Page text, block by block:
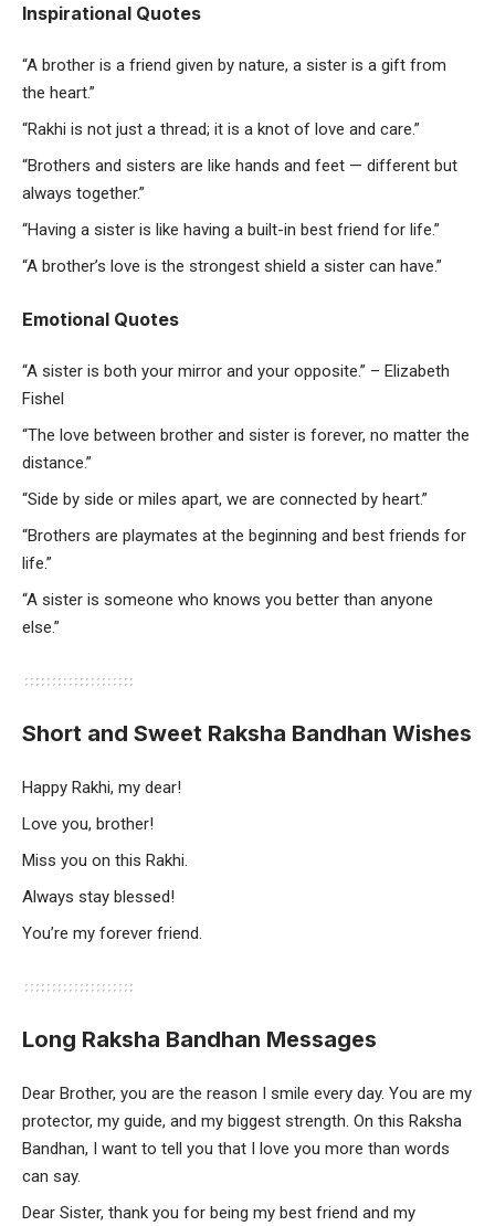
Inspirational Quotes
“A brother is a friend given by nature, a sister is a gift from
the heart.”
“Rakhi is not just a thread; it is a knot of love and care.”
“Brothers and sisters are like hands and feet — different but
always together.”
“Having a sister is like having a built-in best friend for life.”
“A brother’s love is the strongest shield a sister can have.”
Emotional Quotes
“A sister is both your mirror and your opposite.” – Elizabeth
Fishel
“The love between brother and sister is forever, no matter the
distance.”
“Side by side or miles apart, we are connected by heart.”
“Brothers are playmates at the beginning and best friends for
life.”
“A sister is someone who knows you better than anyone
else.”
Short and Sweet Raksha Bandhan Wishes
Happy Rakhi, my dear!
Love you, brother!
Miss you on this Rakhi.
Always stay blessed!
You’re my forever friend.
Long Raksha Bandhan Messages
Dear Brother, you are the reason I smile every day. You are my
protector, my guide, and my biggest strength. On this Raksha
Bandhan, I want to tell you that I love you more than words
can say.
Dear Sister, thank you for being my best friend and my